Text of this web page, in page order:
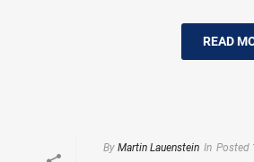
READ
By Martin Lauenstein In Posted